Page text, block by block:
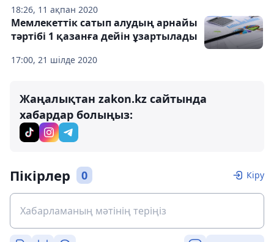
18:26, 11 ақпан 2020
17:00, 21 шілде 2020
Мемлекеттік сатып алудың арнайы
тәртібі 1 қазанға дейін ұзартылады
Жаңалықтан zakon.kz сайтында
хабардар болыңыз:
Пікірлер 0 Кіру